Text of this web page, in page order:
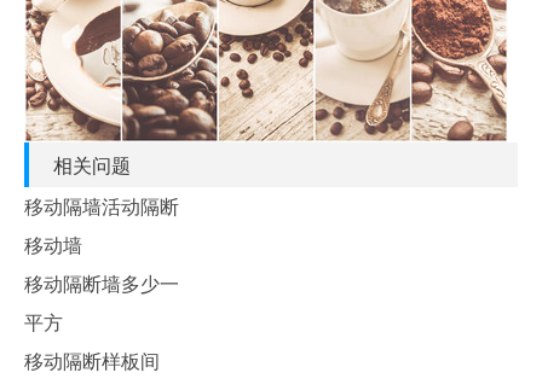
相关问题
移动隔墙活动隔断
移动墙
移动隔断墙多少一
平方
移动隔断样板间